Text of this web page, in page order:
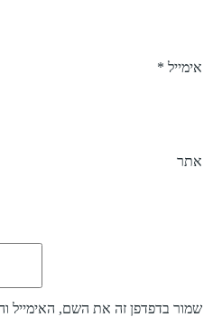
אימייל *
אתר
שמור בדפדפן זה את השם, האימייל